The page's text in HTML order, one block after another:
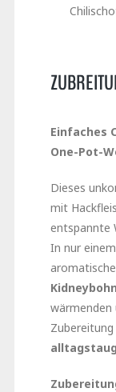
Einfaches
One-Pot-
Dieses
mit
entspannte
In nur
wärmenden